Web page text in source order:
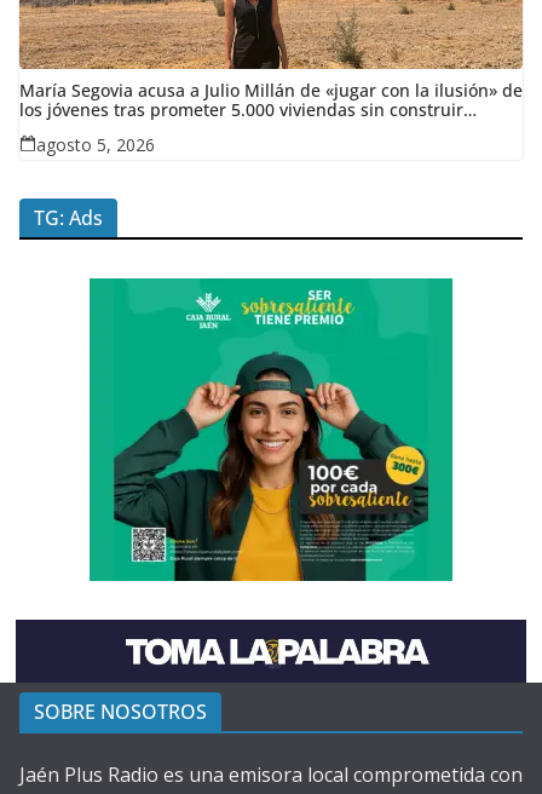
María Segovia acusa a Julio Millán de «jugar con la ilusión» de
los jóvenes tras prometer 5.000 viviendas sin construir
ninguna en siete años
agosto 5, 2026
TG: Ads
SOBRE NOSOTROS
Jaén Plus Radio es una emisora local comprometida con